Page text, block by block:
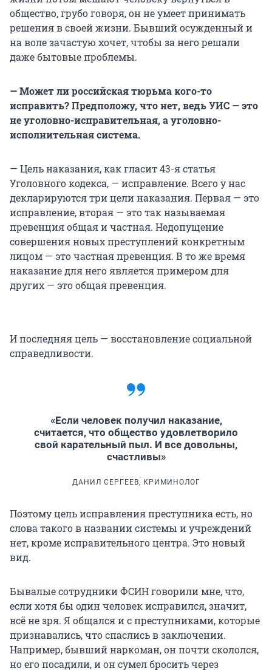
общество, грубо говоря, он не умеет принимать
решения в своей жизни. Бывший осужденный и
на воле зачастую хочет, чтобы за него решали
даже бытовые проблемы.
— Может ли российская тюрьма кого-то
исправить? Предположу, что нет, ведь УИС — это
не уголовно-исправительная, а уголовно-
исполнительная система.
— Цель наказания, как гласит 43-я статья
Уголовного кодекса, — исправление. Всего у нас
декларируются три цели наказания. Первая — это
исправление, вторая — это так называемая
превенция общая и частная. Недопущение
совершения новых преступлений конкретным
лицом — это частная превенция. В то же время
наказание для него является примером для
других — это общая превенция.
И последняя цель — восстановление социальной
справедливости.
«Если человек получил наказание,
считается, что общество удовлетворило
свой карательный пыл. И все довольны,
счастливы»
ДАНИЛ СЕРГЕЕВ, КРИМИНОЛОГ
Поэтому цель исправления преступника есть, но
слова такого в названии системы и учреждений
нет, кроме исправительного центра. Это новый
вид.
Бывалые сотрудники ФСИН говорили мне, что,
если хотя бы один человек исправился, значит,
всё не зря. Я общался и с преступниками, которые
признавались, что спаслись в заключении.
Например, бывший наркоман, он почти скололся,
но его посадили, и он сумел бросить через